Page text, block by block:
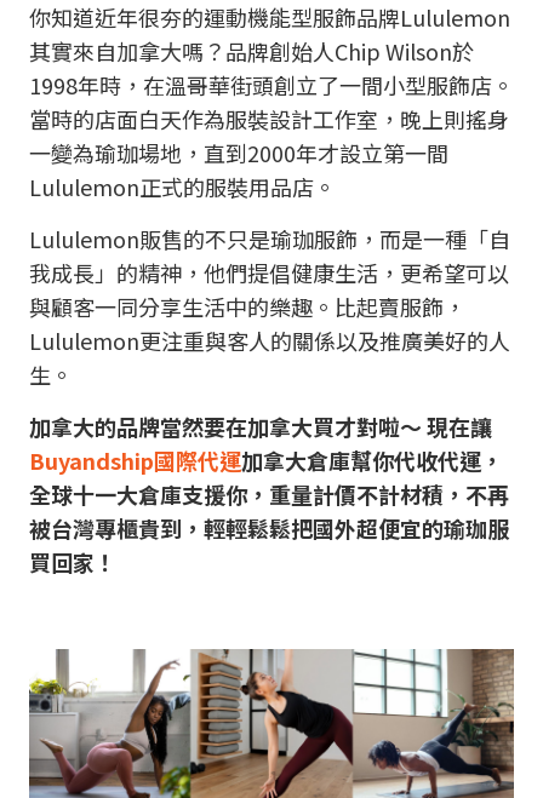
你知道近年很夯的運動機能型服飾品牌Lululemon
其實來自加拿大嗎？品牌創始人Chip Wilson於
1998年時，在溫哥華街頭創立了一間小型服飾店。
當時的店面白天作為服裝設計工作室，晚上則搖身
一變為瑜珈場地，直到2000年才設立第一間
Lululemon正式的服裝用品店。
Lululemon販售的不只是瑜珈服飾，而是一種「自
我成長」的精神，他們提倡健康生活，更希望可以
與顧客一同分享生活中的樂趣。比起賣服飾，
Lululemon更注重與客人的關係以及推廣美好的人
生。
加拿大的品牌當然要在加拿大買才對啦～ 現在讓
Buyandship國際代運加拿大倉庫幫你代收代運，
全球十一大倉庫支援你，重量計價不計材積，不再
被台灣專櫃貴到，輕輕鬆鬆把國外超便宜的瑜珈服
買回家！